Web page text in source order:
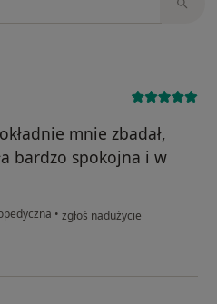
mnie zbadał,
bardzo spokojna i w
• w opinii użytkownika Aleksandra
zgłoś nadużycie